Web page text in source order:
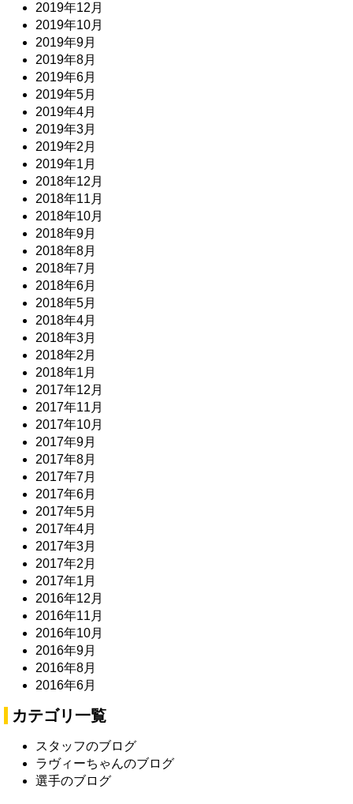
2019年12月
2019年10月
2019年9月
2019年8月
2019年6月
2019年5月
2019年4月
2019年3月
2019年2月
2019年1月
2018年12月
2018年11月
2018年10月
2018年9月
2018年8月
2018年7月
2018年6月
2018年5月
2018年4月
2018年3月
2018年2月
2018年1月
2017年12月
2017年11月
2017年10月
2017年9月
2017年8月
2017年7月
2017年6月
2017年5月
2017年4月
2017年3月
2017年2月
2017年1月
2016年12月
2016年11月
2016年10月
2016年9月
2016年8月
2016年6月
カテゴリ一覧
スタッフのブログ
ラヴィーちゃんのブログ
選手のブログ